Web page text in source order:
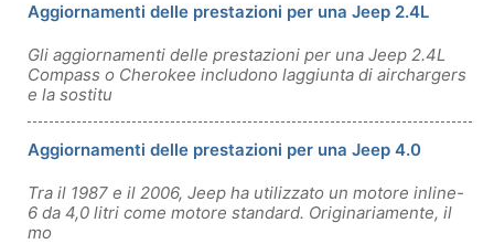
Aggiornamenti delle prestazioni per una Jeep 2.4L
Gli aggiornamenti delle prestazioni per una Jeep 2.4L
Compass o Cherokee includono laggiunta di airchargers
e la sostitu
Aggiornamenti delle prestazioni per una Jeep 4.0
Tra il 1987 e il 2006, Jeep ha utilizzato un motore inline-
6 ​​da 4,0 litri come motore standard. Originariamente, il
mo